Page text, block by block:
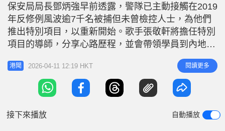
n
n
c
t
u
r
e
保安局局長鄧炳強早前透露，警隊已主動接觸在2019
年反修例風波逾7千名被捕但未曾檢控人士，為他們
推出特別項目，以重新開始。歌手張敬軒將擔任特別
項目的導師，分享心路歷程，並會帶領學員到內地交
流。他亦承認自己年輕時年輕氣盛，對社會大局未透
徹了解，某些作品的演繹方式也出了問題，對此真誠
致歉。 張敬軒坦承年少衝動 真誠致歉反省 張敬軒接
受報章專訪時表示，年輕時言行較為衝動，受當時社
港聞 2026-04-11 12:19 HKT 閱讀更多
接下來播放 自動播放